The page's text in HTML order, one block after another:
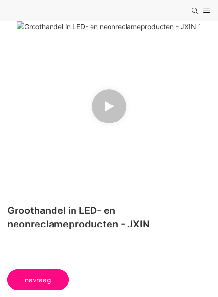
Groothandel in LED- en
neonreclameproducten - JXIN
navraag